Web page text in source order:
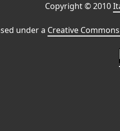
Copyright © 2010
under a Creative